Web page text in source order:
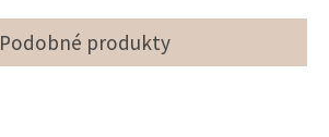
Podobné produkty